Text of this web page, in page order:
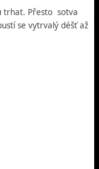
trhat. Přesto sotva
se vytrvalý déšť až